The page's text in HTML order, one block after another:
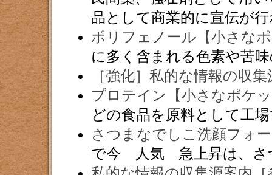
品として商業的に宣伝が
ポリフェノール【小さな
に多く含まれる色素や苦
［強化］私的な情報の収
プロテイン【小さなポケ
どの食品を原料として工
さつまなでしこ洗顔フォ
で今 人気 急上昇は、さ